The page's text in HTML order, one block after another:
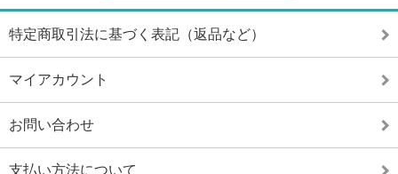
特定商取引法に基づく表記（返品など）
マイアカウント
お問い合わせ
支払い方法について